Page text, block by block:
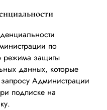
по
режима защиты
данных, которые
запросу Администрации
подписке на